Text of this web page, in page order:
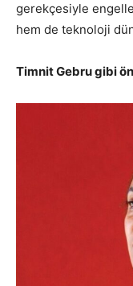
gerekçesiyle
hem de teknoloji
Timnit Gebru gibi